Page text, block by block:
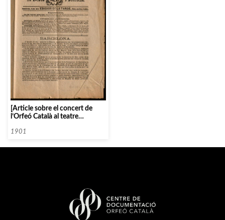
[Article sobre el concert de
l’Orfeó Català al teatre
desembre de 1901]
1901